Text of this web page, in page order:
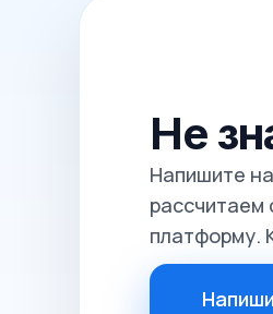
Не
Напишите
рассчитаем
платформу.